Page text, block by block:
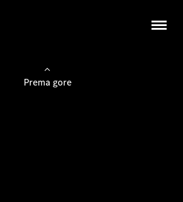
Prema gore